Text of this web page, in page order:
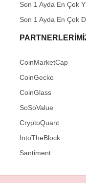
Son 1 Ayda En Çok
Son 1 Ayda En Çok
CoinMarketCap
CoinGecko
CoinGlass
SoSoValue
CryptoQuant
IntoTheBlock
Santiment